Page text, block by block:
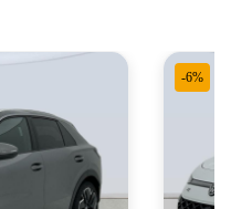
-6%